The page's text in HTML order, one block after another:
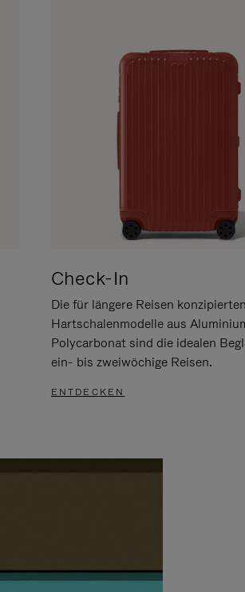
Check-In
Die für längere Reisen konzipierten
Hartschalenmodelle aus
Polycarbonat sind die idealen
ein- bis zweiwöchige Reisen.
ENTDECKEN